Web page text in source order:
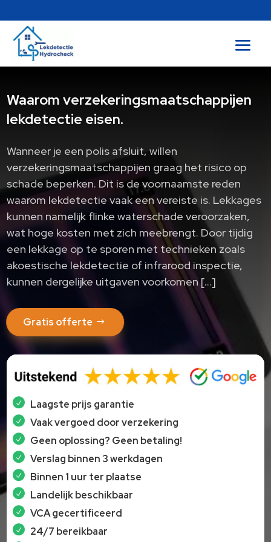
Waarom verzekeringsmaatschappijen
lekdetectie eisen.​
Wanneer je een polis afsluit, willen
verzekeringsmaatschappijen graag het risico op
schade beperken. Dit is de voornaamste reden
waarom lekdetectie vaak een vereiste is. Lekkages
kunnen namelijk flinke waterschade veroorzaken,
wat hoge kosten met zich meebrengt. Door tijdig
een lekkage op te sporen met technieken zoals
akoestische lekdetectie of infrarood inspectie,
kunnen dergelijke uitgaven voorkomen […]
Gratis offerte
Laagste prijs garantie
Vaak vergoed door verzekering
Geen oplossing? Geen betaling!
Verslag binnen 3 werkdagen
Binnen 1 uur ter plaatse
Landelijk beschikbaar
VCA gecertificeerd
24/7 bereikbaar